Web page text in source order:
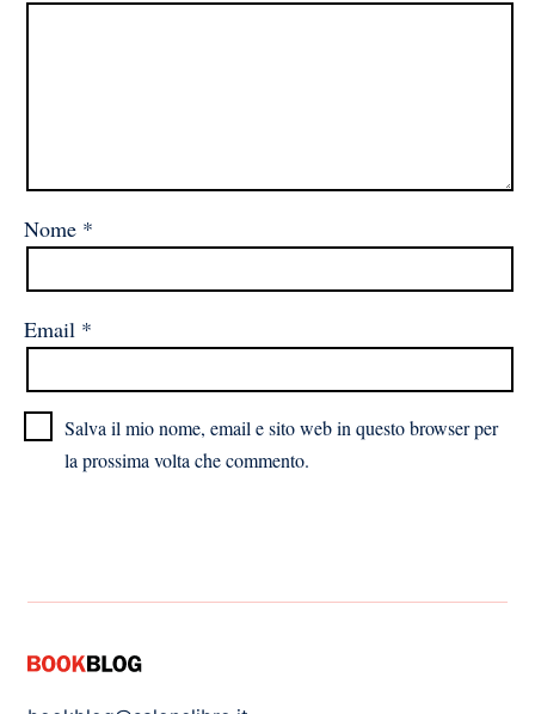
Nome *
Email *
Salva il mio nome, email e sito web in questo browser per
la prossima volta che commento.